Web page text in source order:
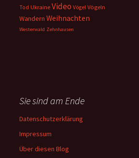
Tod Ukraine Video Vögel Vögeln
Wandern Weihnachten
Westerwald Zehnhausen
Sie sind am Ende
Datenschutzerklärung
Impressum
Über diesen Blog